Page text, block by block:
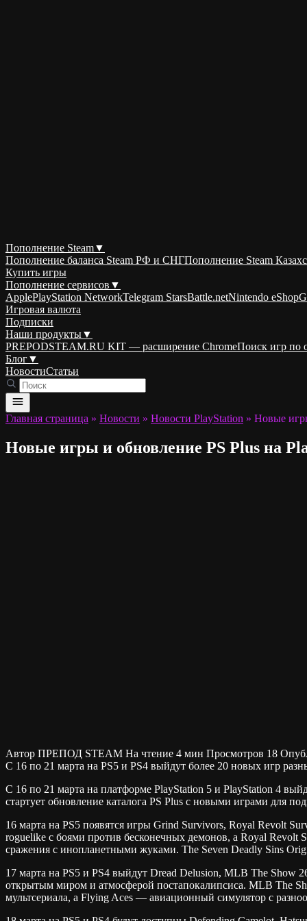
Пополнение Steam▼
Пополнение баланса Steam РФ и СНГПополнение Steam
Купить игры
Пополнение сервисов ▼
ApplePlayStation NetworkTelegram StarsBattle.netNintendo eShop
Игровая валюта
Подписки
Наши продукты▼
PREPODSTEAM.RU KIT — расширение ChromeПоиск игр по
Блог▼
НовостиСтатьи
Главная страница » Новости » Новости PlayStation » Новые
Новые игры и обновление PS Plus на
Автор ПРЕПОД STEAM На чтение 4 мин Просмотров 18
С 16 по 21 марта на PS5 и PS4 выйдут более 20 новых игр
С 16 по 21 марта на платформе PlayStation 5 и PlayStation 4
стартует обновление каталога PS Plus с новыми играми для
16 марта на PS5 появятся игры Grind Survivors, Royal Revolt
roguelike с боями против бесконечных демонов, а Royal Revolt
сражения с инопланетными жуками. The Seven Deadly Sins
17 марта на PS5 и PS4 выйдут Dread Delusion, MLB The Show
открытым миром и атмосферой постапокалипсиса. MLB The
мультсериала, а Flying Aces — авиационный симулятор с